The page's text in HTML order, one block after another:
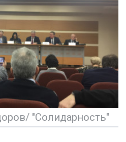
"Солидарность"